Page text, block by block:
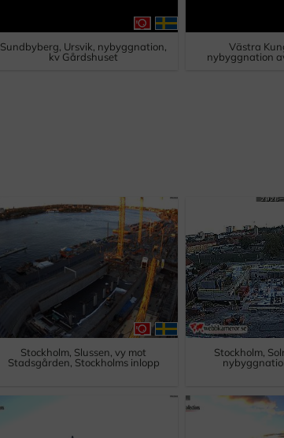
Sundbyberg, Ursvik, nybyggnation,
kv Gårdshuset
Västra
nybyggnation
Stockholm, Slussen, vy mot
Stadsgården, Stockholms inlopp
Stockholm,